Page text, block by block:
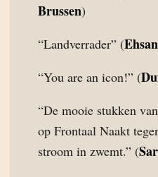
Brussen)
“Landverrader” (
“You are an icon!” (
“De mooie stukken
op Frontaal Naakt
stroom in zwemt.” (